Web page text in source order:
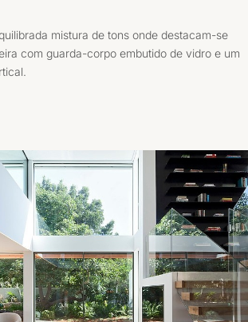
mistura de tons onde destacam-se
com guarda-corpo embutido de vidro e um